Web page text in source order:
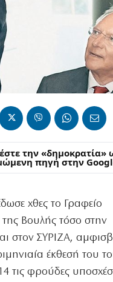
την «δημοκρατία»
πηγή στην
χθες το Γραφείο
Βουλής τόσο στην
στον ΣΥΡΙΖΑ,
έκθεσή του
τις φρούδες